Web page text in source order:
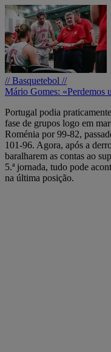
// Basquetebol //
Mário Gomes: «Perdemos
Portugal podia
fase de grupos logo em
Roménia por 99-82,
101-96. Agora, após a
baralharem as contas ao
5.ª jornada, tudo pode
na última posição.